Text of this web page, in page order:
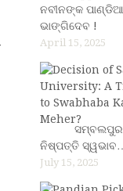
ନବୀନଙ୍କ
ଭାଙ୍ଗିଦେବ !
April 15, 2025
ସମ୍ବଲପୁର
ନିଷ୍ପତ୍ତି
July 15, 2025